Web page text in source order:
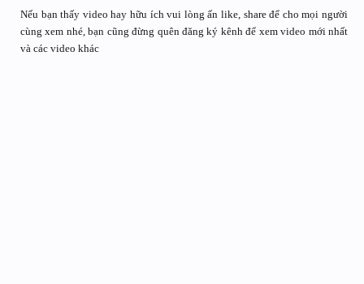
Nếu bạn thấy video hay hữu ích vui lòng ấn like, share để cho mọi người
cùng xem nhé, bạn cũng đừng quên đăng ký kênh để xem video mới nhất
và các video khác